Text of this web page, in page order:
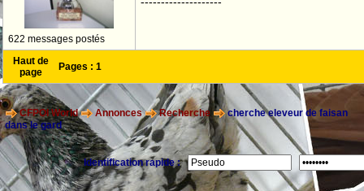
622 messages postés
Haut de
page
Pages : 1
CFPOI World Annonces Recherche
cherche eleveur de faisan
dans le gard
Identification rapide :